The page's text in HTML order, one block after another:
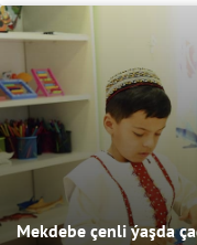
Mekdebe çenli ýaşda